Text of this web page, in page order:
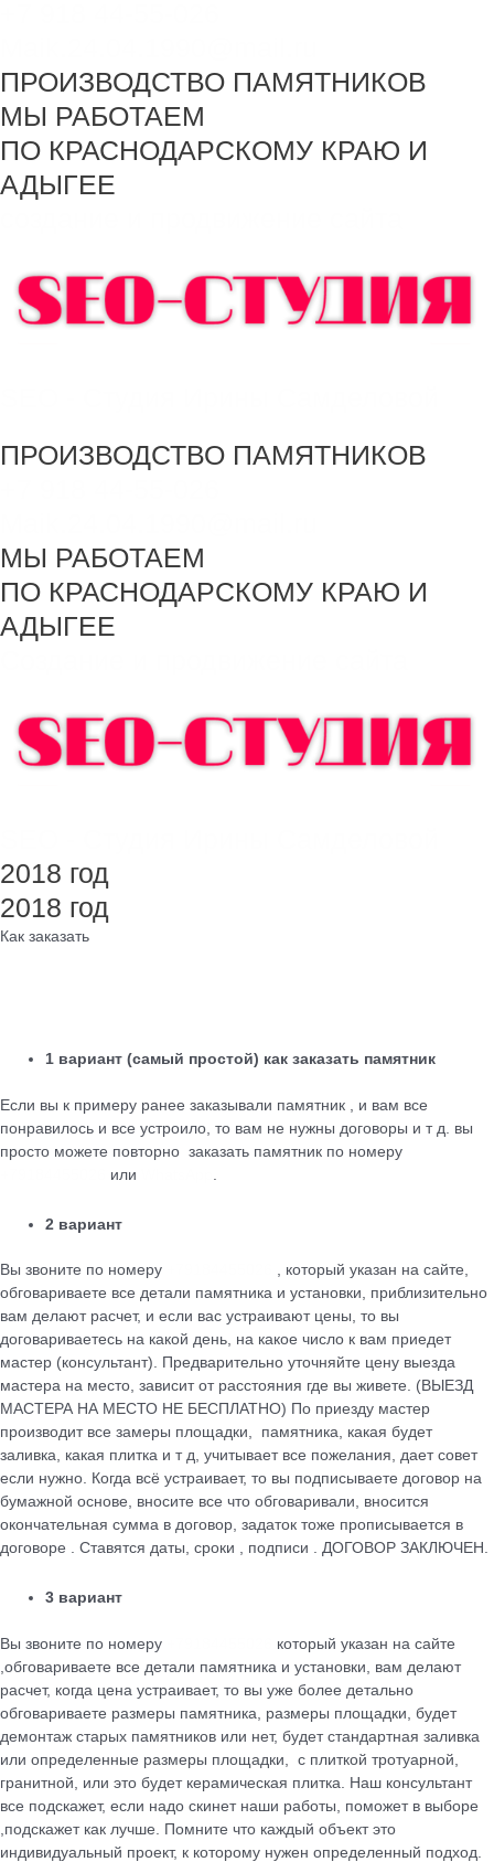
ПРОИЗВОДСТВО ПАМЯТНИКОВ
МЫ РАБОТАЕМ
ПО КРАСНОДАРСКОМУ КРАЮ И
АДЫГЕЕ
ПРОИЗВОДСТВО ПАМЯТНИКОВ
МЫ РАБОТАЕМ
ПО КРАСНОДАРСКОМУ КРАЮ И
АДЫГЕЕ
2018 год
2018 год
Как заказать
1 вариант (самый простой) как заказать памятник
Если вы к примеру ранее заказывали памятник , и вам все
понравилось и все устроило, то вам не нужны договоры и т д. вы
просто можете повторно заказать памятник по номеру
или
2 вариант
Вы звоните по номеру
, который указан на сайте,
обговариваете все детали памятника и установки, приблизительно
вам делают расчет, и если вас устраивают цены, то вы
договариваетесь на какой день, на какое число к вам приедет
мастер (консультант). Предварительно уточняйте цену выезда
мастера на место, зависит от расстояния где вы живете. (ВЫЕЗД
МАСТЕРА НА МЕСТО НЕ БЕСПЛАТНО) По приезду мастер
производит все замеры площадки, памятника, какая будет
заливка, какая плитка и т д, учитывает все пожелания, дает совет
если нужно. Когда всё устраивает, то вы подписываете договор на
бумажной основе, вносите все что обговаривали, вносится
окончательная сумма в договор, задаток тоже прописывается в
договоре . Ставятся даты, сроки , подписи . ДОГОВОР ЗАКЛЮЧЕН.
3 вариант
Вы звоните по номеру
который указан на сайте
,обговариваете все детали памятника и установки, вам делают
расчет, когда цена устраивает, то вы уже более детально
обговариваете размеры памятника, размеры площадки, будет
демонтаж старых памятников или нет, будет стандартная заливка
или определенные размеры площадки, с плиткой тротуарной,
гранитной, или это будет керамическая плитка. Наш консультант
все подскажет, если надо скинет наши работы, поможет в выборе
,подскажет как лучше. Помните что каждый объект это
индивидуальный проект, к которому нужен определенный подход.